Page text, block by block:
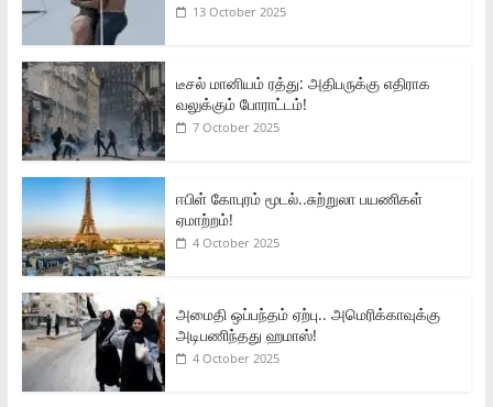
13 October 2025
டீசல் மானியம் ரத்து: அதிபருக்கு எதிராக
வலுக்கும் போராட்டம்!
7 October 2025
ஈபிள் கோபுரம் மூடல்..சுற்றுலா பயணிகள்
ஏமாற்றம்!
4 October 2025
அமைதி ஒப்பந்தம் ஏற்பு.. அமெரிக்காவுக்கு
அடிபணிந்தது ஹமாஸ்!
4 October 2025